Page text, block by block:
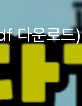
다운로드)